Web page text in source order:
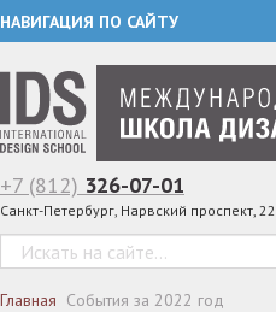
НАВИГАЦИЯ ПО САЙТУ
+7 (812) 326-07-01
Санкт-Петербург, Нарвский проспект, 22
Главная События за 2022 год